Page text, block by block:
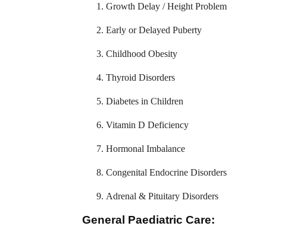
Growth Delay / Height Problem
Early or Delayed Puberty
Childhood Obesity
Thyroid Disorders
Diabetes in Children
Vitamin D Deficiency
Hormonal Imbalance
Congenital Endocrine Disorders
Adrenal & Pituitary Disorders
General Paediatric Care: